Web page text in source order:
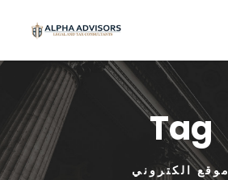
Tag
موقع الكتروني